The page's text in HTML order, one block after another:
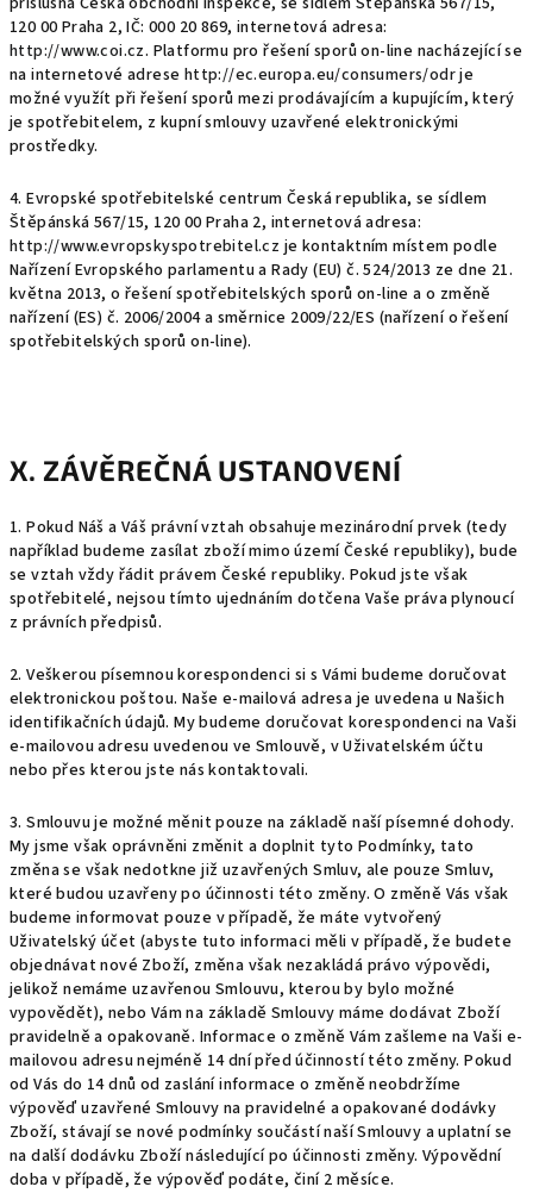
120 00 Praha 2, IČ: 000 20 869, internetová adresa:
http://www.coi.cz. Platformu pro řešení sporů on-line nacházející se
na internetové adrese http://ec.europa.eu/consumers/odrje
možné využít při řešení sporů mezi prodávajícím a kupujícím, který
je spotřebitelem, z kupní smlouvy uzavřené elektronickými
prostředky.
4. Evropské spotřebitelské centrum Česká republika, se sídlem
Štěpánská 567/15, 120 00 Praha 2, internetová adresa:
http://www.evropskyspotrebitel.cz je kontaktním místem podle
Nařízení Evropského parlamentu a Rady (EU) č. 524/2013 ze dne 21.
května 2013, o řešení spotřebitelských sporů on-line a o změně
nařízení (ES) č. 2006/2004 a směrnice 2009/22/ES (nařízení o řešení
spotřebitelských sporů on-line).
X. ZÁVĚREČNÁ USTANOVENÍ
1. Pokud Náš a Váš právní vztah obsahuje mezinárodní prvek (tedy
například budeme zasílat zboží mimo území České republiky), bude
se vztah vždy řádit právem České republiky. Pokud jste však
spotřebitelé, nejsou tímto ujednáním dotčena Vaše práva plynoucí
z právních předpisů.
2. Veškerou písemnou korespondenci si s Vámi budeme doručovat
elektronickou poštou. Naše e-mailová adresa je uvedena u Našich
identifikačních údajů. My budeme doručovat korespondenci na Vaši
e-mailovou adresu uvedenou ve Smlouvě, v Uživatelském účtu
nebo přes kterou jste nás kontaktovali.
3. Smlouvu je možné měnit pouze na základě naší písemné dohody.
My jsme však oprávněni změnit a doplnit tyto Podmínky, tato
změna se však nedotkne již uzavřených Smluv, ale pouze Smluv,
které budou uzavřeny po účinnosti této změny. O změně Vás však
budeme informovat pouze v případě, že máte vytvořený
Uživatelský účet (abyste tuto informaci měli v případě, že budete
objednávat nové Zboží, změna však nezakládá právo výpovědi,
jelikož nemáme uzavřenou Smlouvu, kterou by bylo možné
vypovědět), nebo Vám na základě Smlouvy máme dodávat Zboží
pravidelně a opakovaně. Informace o změně Vám zašleme na Vaši e-
mailovou adresu nejméně 14 dní před účinností této změny. Pokud
od Vás do 14 dnů od zaslání informace o změně neobdržíme
výpověď uzavřené Smlouvy na pravidelné a opakované dodávky
Zboží, stávají se nové podmínky součástí naší Smlouvy a uplatní se
na další dodávku Zboží následující po účinnosti změny. Výpovědní
doba v případě, že výpověď podáte, činí 2 měsíce.